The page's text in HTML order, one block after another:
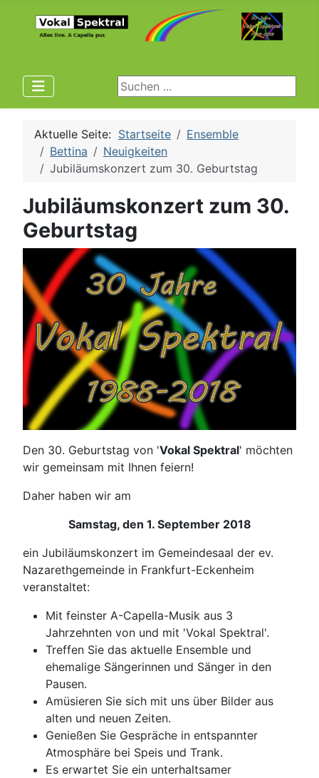
Suchen ...
Aktuelle Seite: Startseite
Ensemble
Bettina
Neuigkeiten
Jubiläumskonzert zum 30. Geburtstag
Jubiläumskonzert zum 30.
Geburtstag
Den 30. Geburtstag von 'Vokal Spektral' möchten
wir gemeinsam mit Ihnen feiern!
Daher haben wir am
Samstag, den 1. September 2018
ein Jubiläumskonzert im Gemeindesaal der ev.
Nazarethgemeinde in Frankfurt-Eckenheim
veranstaltet:
Mit feinster A-Capella-Musik aus 3
Jahrzehnten von und mit 'Vokal Spektral'.
Treffen Sie das aktuelle Ensemble und
ehemalige Sängerinnen und Sänger in den
Pausen.
Amüsieren Sie sich mit uns über Bilder aus
alten und neuen Zeiten.
Genießen Sie Gespräche in entspannter
Atmosphäre bei Speis und Trank.
Es erwartet Sie ein unterhaltsamer